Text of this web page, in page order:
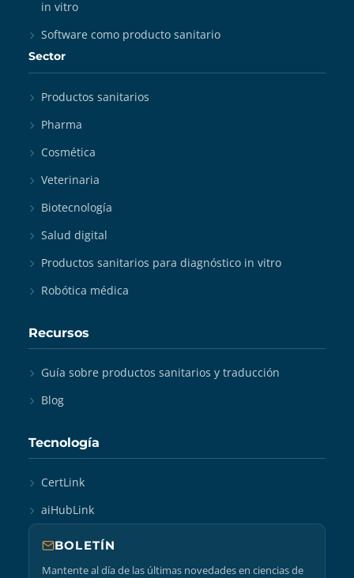
in vitro
Software como producto sanitario
Sector
Productos sanitarios
Pharma
Cosmética
Veterinaria
Biotecnología
Salud digital
Productos sanitarios para diagnóstico in vitro
Robótica médica
Recursos
Guía sobre productos sanitarios y traducción
Blog
Tecnología
CertLink
aiHubLink
BOLETÍN
Mantente al día de las últimas novedades en ciencias de